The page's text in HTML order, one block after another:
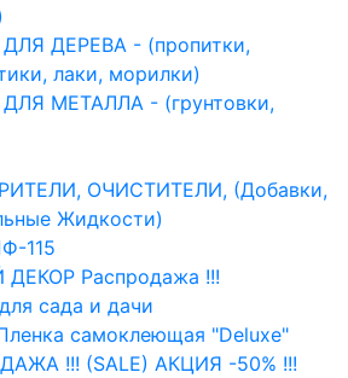
ДЕРЕВА - (пропитки,
лаки, морилки)
МЕТАЛЛА - (грунтовки,
ОЧИСТИТЕЛИ, (Добавки,
Жидкости)
115
Распродажа !!!
сада и дачи
самоклеющая "Deluxe"
!!! (SALE) АКЦИЯ -50% !!!